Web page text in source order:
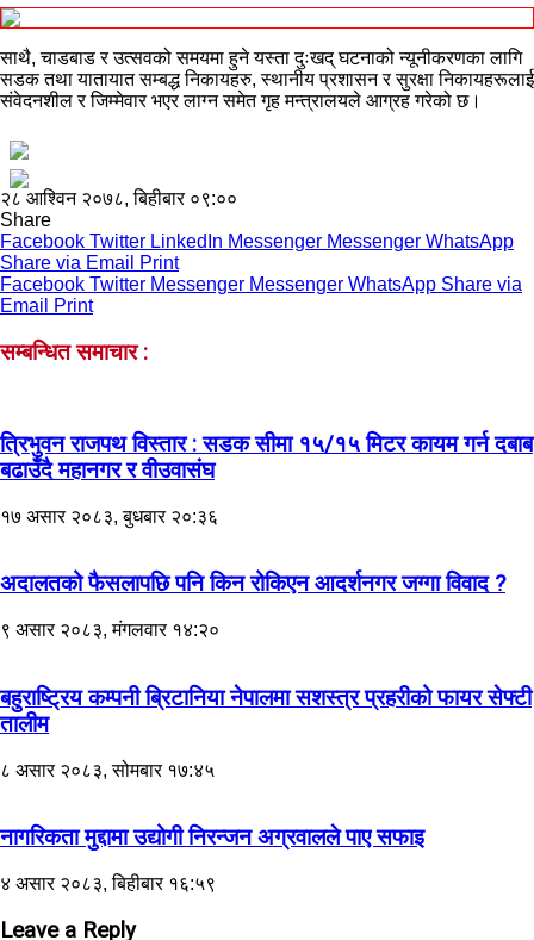
साथै, चाडबाड र उत्सवको समयमा हुने यस्ता दुःखद् घटनाको न्यूनीकरणका लागि
सडक तथा यातायात सम्बद्ध निकायहरु, स्थानीय प्रशासन र सुरक्षा निकायहरूलाई
संवेदनशील र जिम्मेवार भएर लाग्न समेत गृह मन्त्रालयले आग्रह गरेको छ।
२८ आश्विन २०७८, बिहीबार ०९:००
Share
Facebook Twitter LinkedIn Messenger Messenger WhatsApp
Share via Email
Print
Facebook Twitter Messenger Messenger WhatsApp Share via
Email
Print
सम्बन्धित समाचार :
त्रिभुवन राजपथ विस्तार : सडक सीमा १५/१५ मिटर कायम गर्न दबाब
बढाउँदै महानगर र वीउवासंघ
१७ असार २०८३, बुधबार २०:३६
अदालतको फैसलापछि पनि किन रोकिएन आदर्शनगर जग्गा विवाद ?
९ असार २०८३, मंगलवार १४:२०
बहुराष्ट्रिय कम्पनी ब्रिटानिया नेपालमा सशस्त्र प्रहरीको फायर सेफ्टी
तालीम
८ असार २०८३, सोमबार १७:४५
नागरिकता मुद्दामा उद्योगी निरन्जन अग्रवालले पाए सफाइ
४ असार २०८३, बिहीबार १६:५९
Leave a Reply